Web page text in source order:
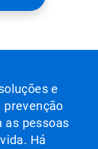
e
prevenção
as pessoas
Há